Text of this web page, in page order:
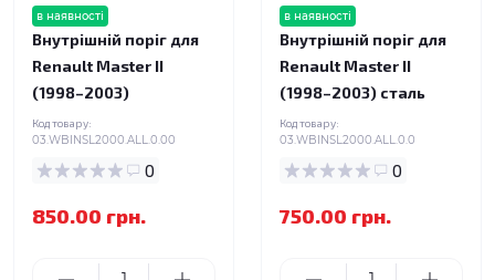
в наявності
Внутрішній поріг для
Renault Master II
(1998–2003)
Код товару:
03.WBINSL2000.ALL.0.00
0
850.00 грн.
в наявності
Внутрішній поріг для
Renault Master II
(1998–2003) сталь
Код товару:
03.WBINSL2000.ALL.0.0
0
750.00 грн.